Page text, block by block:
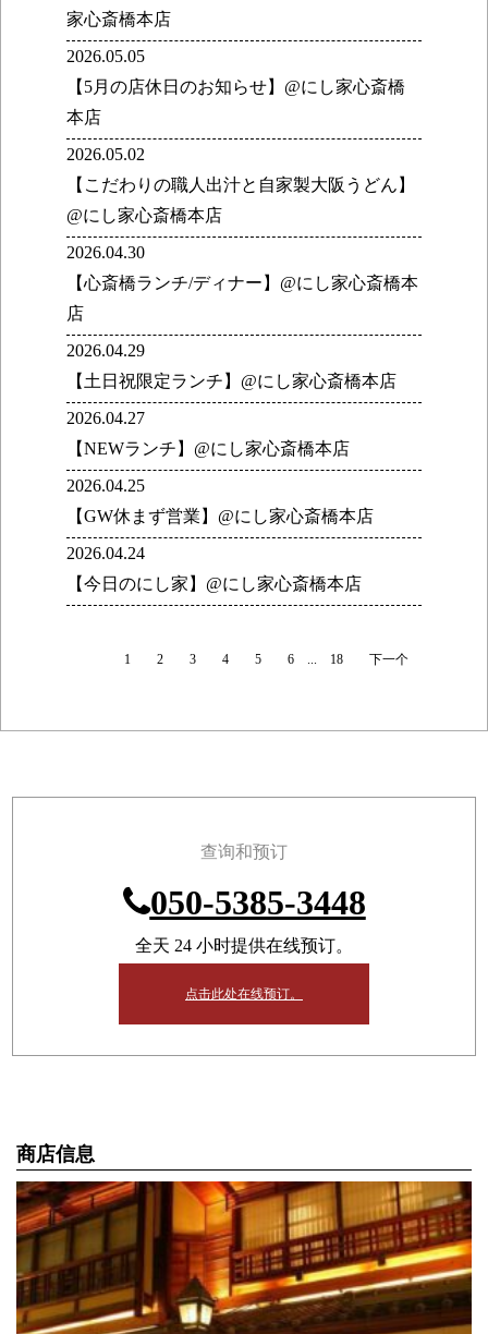
家心斎橋本店
2026.05.05
【5月の店休日のお知らせ】@にし家心斎橋
本店
2026.05.02
【こだわりの職人出汁と自家製大阪うどん】
@にし家心斎橋本店
2026.04.30
【心斎橋ランチ/ディナー】@にし家心斎橋本
店
2026.04.29
【土日祝限定ランチ】@にし家心斎橋本店
2026.04.27
【NEWランチ】@にし家心斎橋本店
2026.04.25
【GW休まず営業】@にし家心斎橋本店
2026.04.24
【今日のにし家】@にし家心斎橋本店
1 2 3 4 5 6 ... 18 下一个
查询和预订
050-5385-3448
全天 24 小时提供在线预订。
点击此处在线预订。
商店信息